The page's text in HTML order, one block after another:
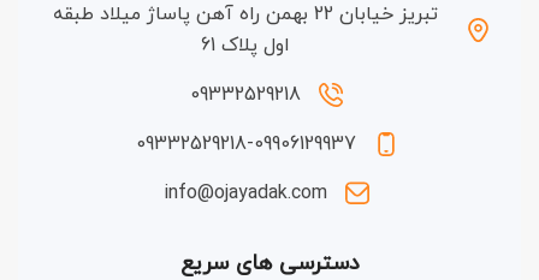
تبریز خیابان 22 بهمن راه آهن پاساژ میلاد طبقه
اول پلاک 61
09332529218
09332529218-09906129937
info@ojayadak.com
دسترسی های سریع